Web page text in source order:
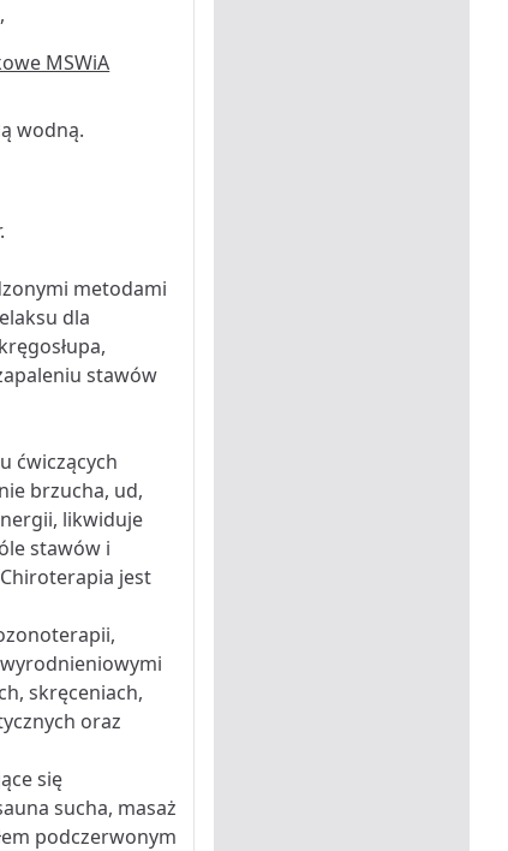
wodną.
metodami
dla
stawów
ćwiczących
brzucha, ud,
likwiduje
stawów i
jest
skręceniach,
oraz
się
sucha, masaż
podczerwonym